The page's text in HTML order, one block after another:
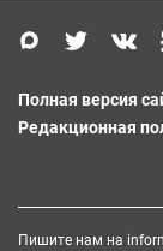
Полная версия
Редакционная
Пишите нам на